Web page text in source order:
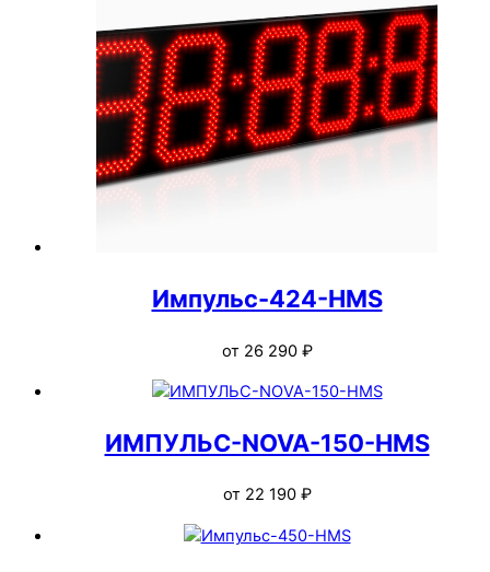
Импульс-424-HMS
от 26 290 ₽
ИМПУЛЬС-NOVA-150-HMS
от 22 190 ₽